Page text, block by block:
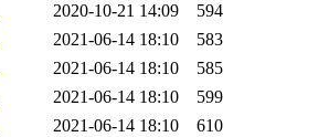
2020-10-21 14:09
594
2021-06-14 18:10
583
2021-06-14 18:10
585
2021-06-14 18:10
599
2021-06-14 18:10
610